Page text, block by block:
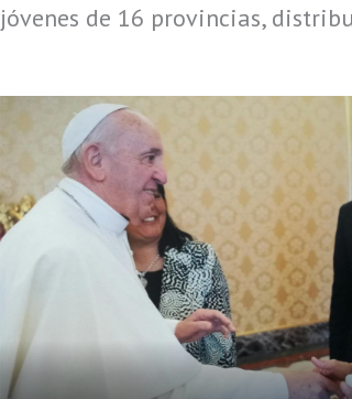
jóvenes de 16 provincias,